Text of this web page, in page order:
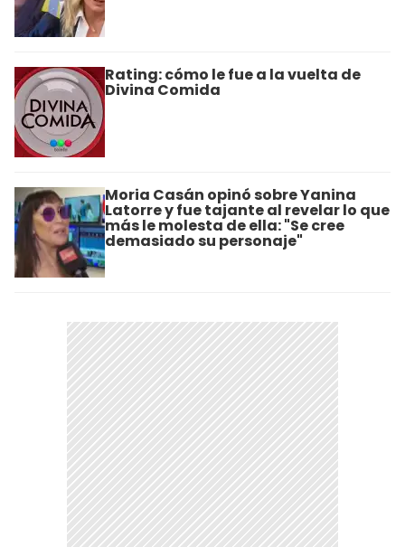
Rating: cómo le fue a la vuelta de
Divina Comida
Moria Casán opinó sobre Yanina
Latorre y fue tajante al revelar lo que
más le molesta de ella: "Se cree
demasiado su personaje"